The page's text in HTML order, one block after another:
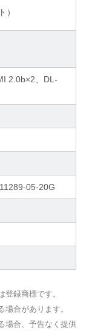
）
2.0b×2、DL-
05-20G
録商標です。
合があります。
場合、予告なく提供